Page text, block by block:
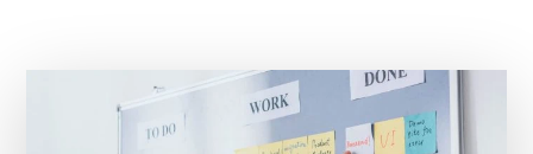
ÎMPOTRIVA
CURENTULUI